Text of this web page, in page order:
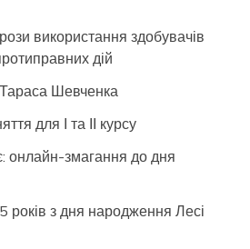
використання здобувачів
дій
Шевченка
для І та ІІ курсу
онлайн-змагання до дня
років з дня народження Лесі